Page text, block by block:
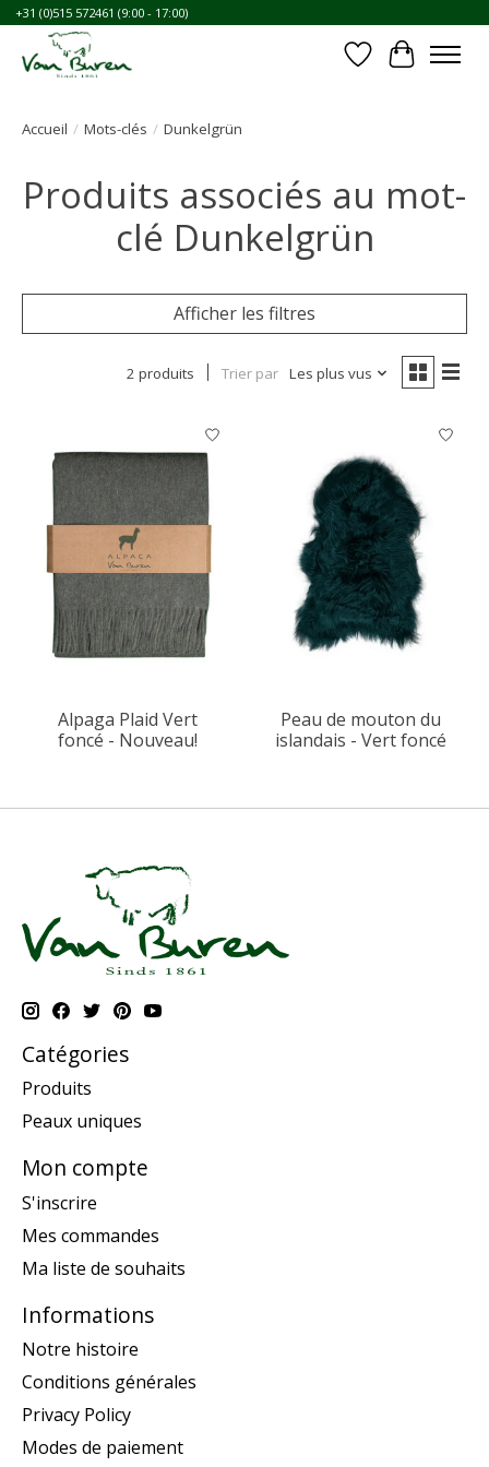
+31 (0)515 572461 (9:00 - 17:00)
Liste dePanier
Accueil / Mots-clés / Dunkelgrün
Produits associés au mot-
clé Dunkelgrün
Afficher les filtres
2 produits Trier par Les plus vus
Alpaga Plaid Vert
foncé - Nouveau!
Peau de mouton du
islandais - Vert foncé
Catégories
Produits
Peaux uniques
Mon compte
S'inscrire
Mes commandes
Ma liste de souhaits
Informations
Notre histoire
Conditions générales
Privacy Policy
Modes de paiement